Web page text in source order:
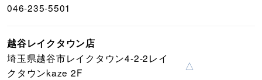
046-235-5501
越谷レイクタウン店
埼玉県越谷市レイクタウン4-2-2レイ
クタウンkaze 2F
△